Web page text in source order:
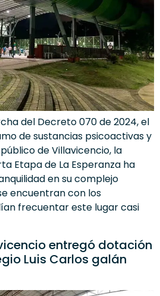
del Decreto 070 de 2024, el
de sustancias psicoactivas y
de Villavicencio, la
Etapa de La Esperanza ha
en su complejo
encuentran con los
frecuentar este lugar casi
entregó dotación
Luis Carlos galán